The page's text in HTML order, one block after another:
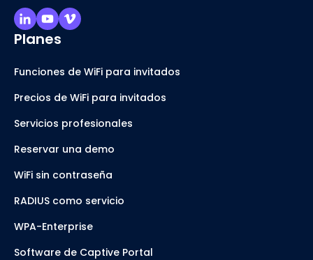
Planes
Funciones de WiFi para invitados
Precios de WiFi para invitados
Servicios profesionales
Reservar una demo
WiFi sin contraseña
RADIUS como servicio
WPA-Enterprise
Software de Captive Portal